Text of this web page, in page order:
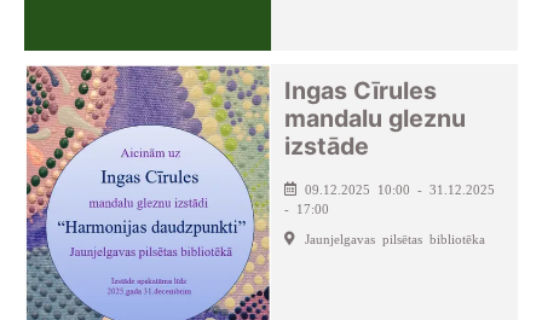
Ingas Cīrules
mandalu gleznu
izstāde
09.12.2025 10:00 - 31.12.2025
- 17:00
Jaunjelgavas pilsētas bibliotēka